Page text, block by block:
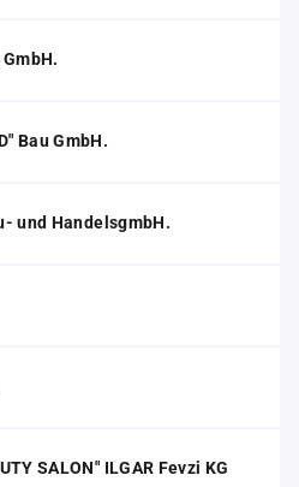
GmbH.
Bau GmbH.
und HandelsgmbH.
SALON" ILGAR Fevzi KG